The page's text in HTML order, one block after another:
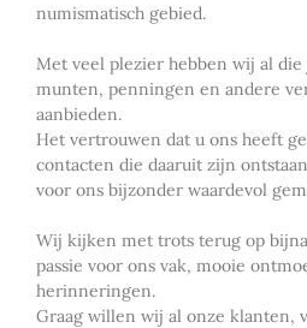
numismatisch gebied.
Met veel plezier hebben wij al
munten, penningen en andere
aanbieden.
Het vertrouwen dat u ons heeft
contacten die daaruit zijn
voor ons bijzonder waardevol
Wij kijken met trots terug op
passie voor ons vak, mooie
herinneringen.
Graag willen wij al onze klanten,